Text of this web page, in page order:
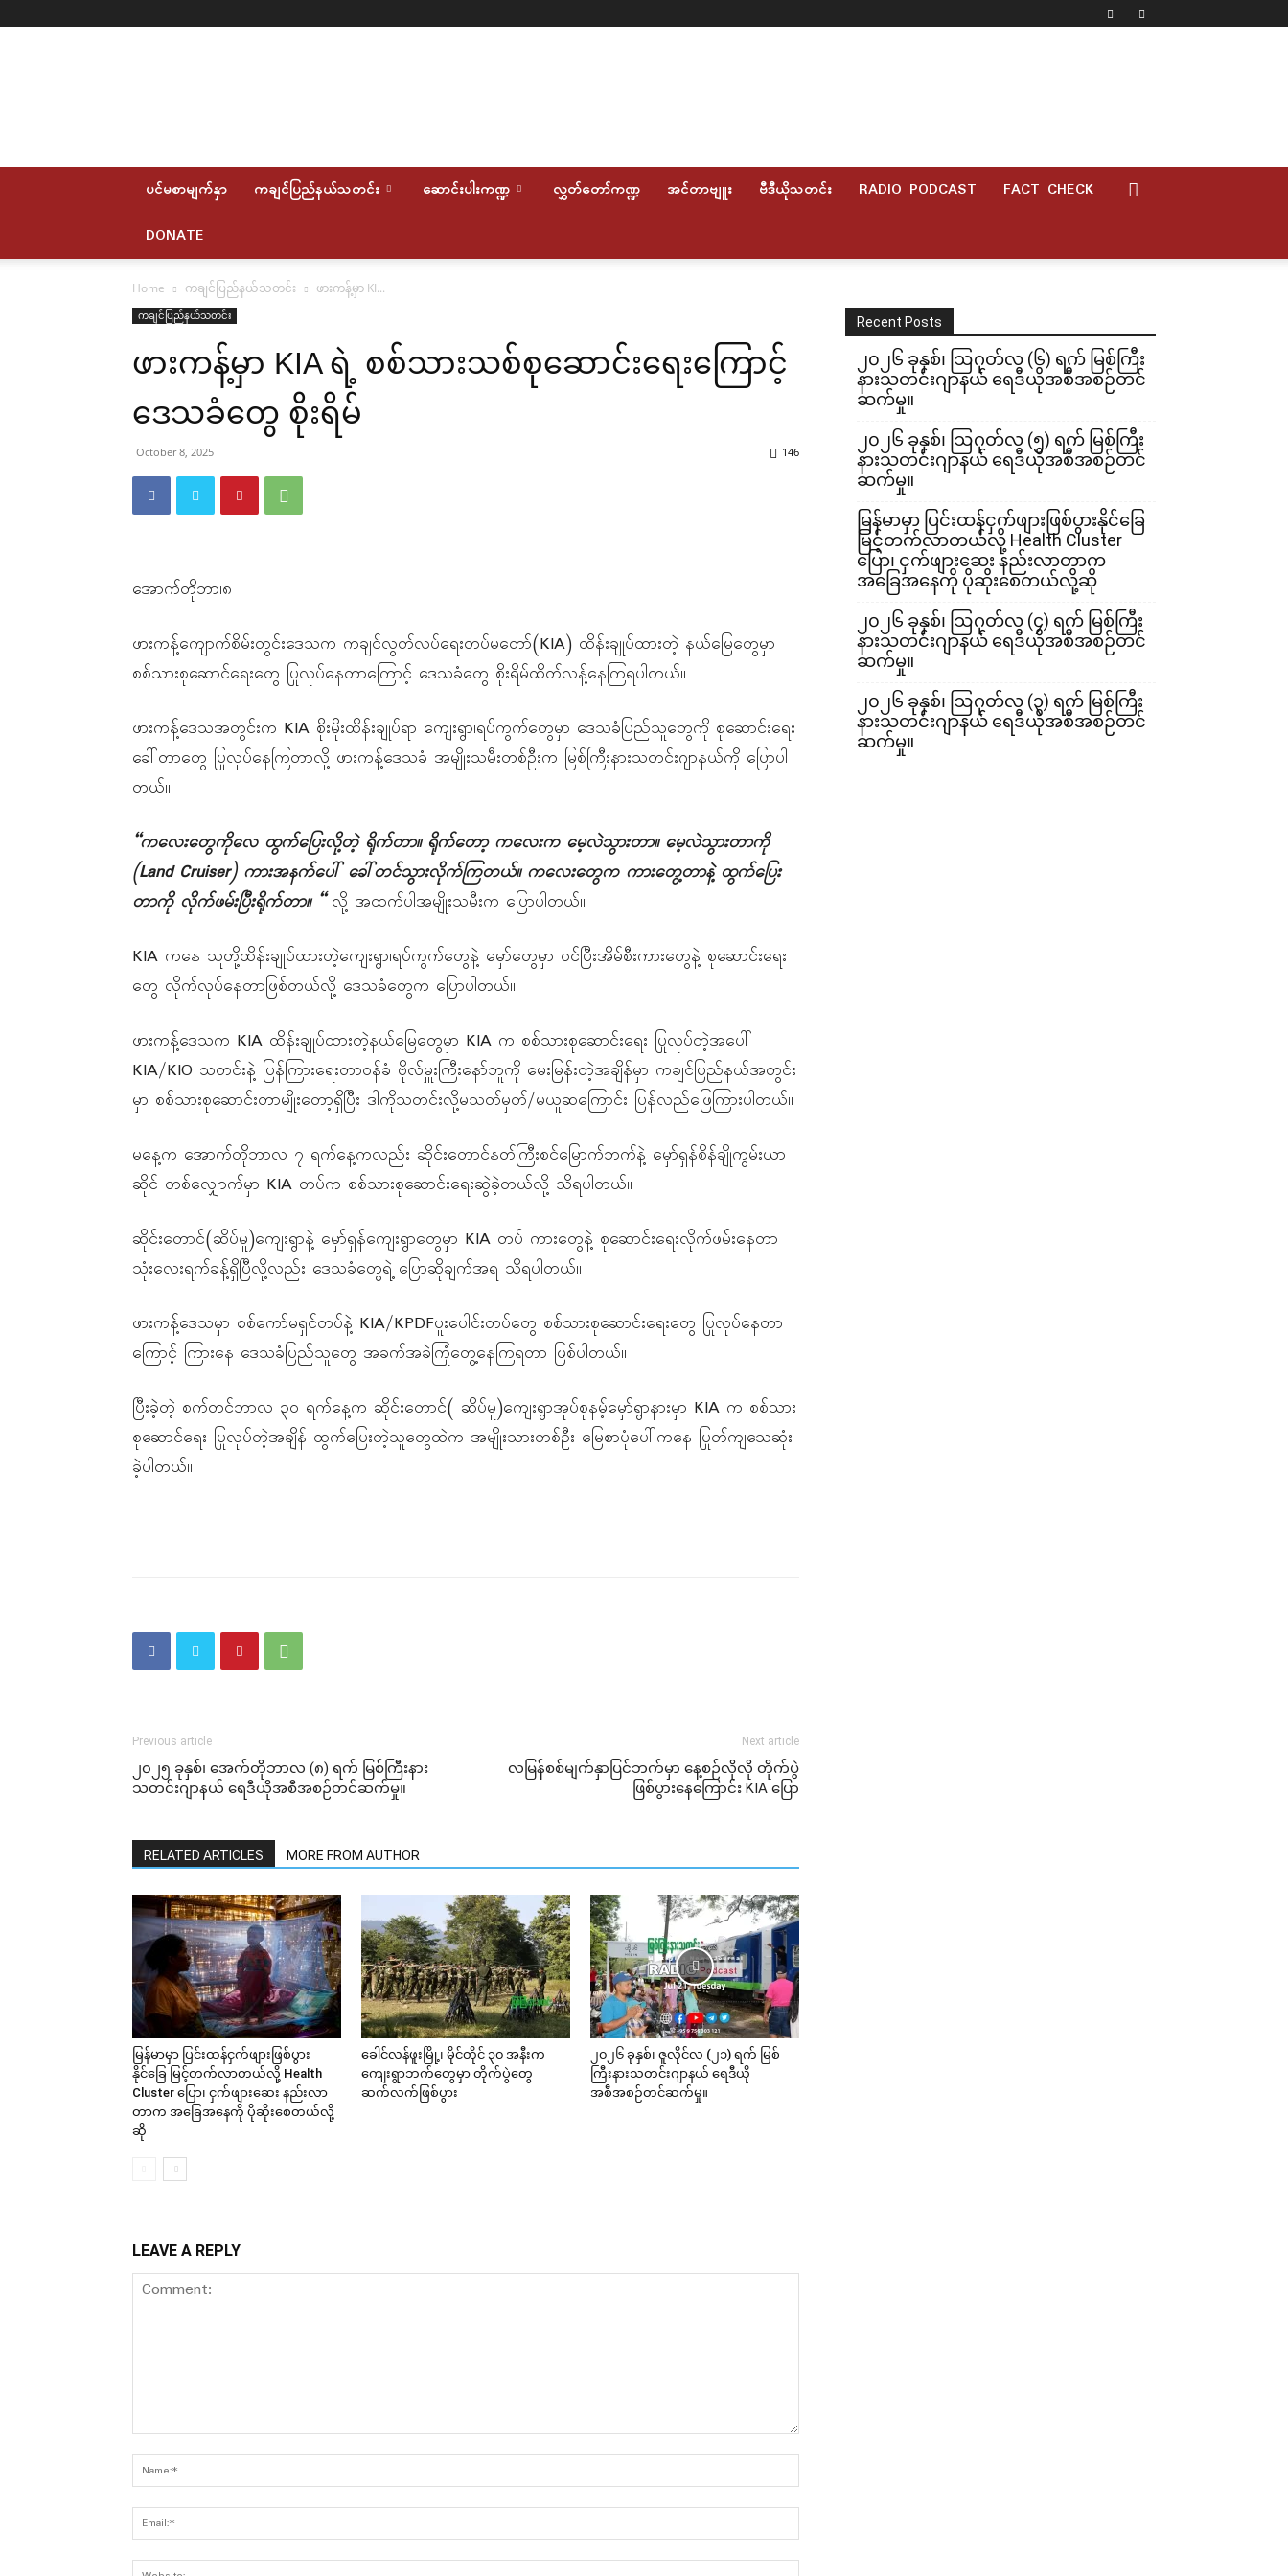
ပင်မစာမျက်နှာ ကချင်ပြည်နယ်သတင်း ဆောင်းပါးကဏ္ဍ လွှတ်တော်ကဏ္ဍ အင်တာဗျူး ဗီဒီယိုသတင်း RADIO PODCAST
FACT CHECK
DONATE
Home ကချင်ပြည်နယ်သတင်း ဖားကန့်မှာ KI...
ကချင်ပြည်နယ်သတင်း
ဖားကန့်မှာ KIA ရဲ့ စစ်သားသစ်စုဆောင်းရေးကြောင့်
ဒေသခံတွေ စိုးရိမ်
October 8, 2025 146
အောက်တိုဘာ၊၈
ဖားကန့်ကျောက်စိမ်းတွင်းဒေသက ကချင်လွတ်လပ်ရေးတပ်မတော်(KIA) ထိန်းချုပ်ထားတဲ့ နယ်မြေတွေမှာ
စစ်သားစုဆောင်ရေးတွေ ပြုလုပ်နေတာကြောင့် ဒေသခံတွေ စိုးရိမ်ထိတ်လန့်နေကြရပါတယ်။
ဖားကန့်ဒေသအတွင်းက KIA စိုးမိုးထိန်းချုပ်ရာ ကျေးရွာ၊ရပ်ကွက်တွေမှာ ဒေသခံပြည်သူတွေကို စုဆောင်းရေး
ခေါ်တာတွေ ပြုလုပ်နေကြတာလို့ ဖားကန့်ဒေသခံ အမျိုးသမီးတစ်ဦးက မြစ်ကြီးနားသတင်းဂျာနယ်ကို ပြောပါ
တယ်။
“ကလေးတွေကိုလေ ထွက်ပြေးလို့တဲ့ ရိုက်တာ။ ရိုက်တော့ ကလေးက မေ့လဲသွားတာ။ မေ့လဲသွားတာကို
(Land Cruiser) ကားအနက်ပေါ် ခေါ်တင်သွားလိုက်ကြတယ်။ ကလေးတွေက ကားတွေ့တာနဲ့ ထွက်ပြေး
တာကို လိုက်ဖမ်းပြီးရိုက်တာ။“လို့ အထက်ပါအမျိုးသမီးက ပြောပါတယ်။
KIA ကနေ သူတို့ထိန်းချုပ်ထားတဲ့ကျေးရွာ၊ရပ်ကွက်တွေနဲ့ မှော်တွေမှာ ဝင်ပြီးအိမ်စီးကားတွေနဲ့ စုဆောင်းရေး
တွေ လိုက်လုပ်နေတာဖြစ်တယ်လို့ ဒေသခံတွေက ပြောပါတယ်။
ဖားကန့်ဒေသက KIA ထိန်းချုပ်ထားတဲ့နယ်မြေတွေမှာ KIA က စစ်သားစုဆောင်းရေး ပြုလုပ်တဲ့အပေါ်
KIA/KIO သတင်းနဲ့ ပြန်ကြားရေးတာဝန်ခံ ဗိုလ်မှူးကြီးနော်ဘူကို မေးမြန်းတဲ့အချိန်မှာ ကချင်ပြည်နယ်အတွင်း
မှာ စစ်သားစုဆောင်းတာမျိုးတော့ရှိပြီး ဒါကိုသတင်းလို့မသတ်မှတ်/မယူဆကြောင်း ပြန်လည်ဖြေကြားပါတယ်။
မနေ့က အောက်တိုဘာလ ၇ ရက်နေ့ကလည်း ဆိုင်းတောင်နတ်ကြီးစင်မြောက်ဘက်နဲ့ မှော်ရှန်စိန်ချိုကွမ်းယာ
ဆိုင် တစ်လျှောက်မှာ KIA တပ်က စစ်သားစုဆောင်းရေးဆွဲခဲ့တယ်လို့ သိရပါတယ်။
ဆိုင်းတောင်(ဆိပ်မူ)ကျေးရွာနဲ့ မှော်ရှန်ကျေးရွာတွေမှာ KIA တပ် ကားတွေနဲ့ စုဆောင်းရေးလိုက်ဖမ်းနေတာ
သုံးလေးရက်ခန့်ရှိပြီလို့လည်း ဒေသခံတွေရဲ့ ပြောဆိုချက်အရ သိရပါတယ်။
ဖားကန့်ဒေသမှာ စစ်ကော်မရှင်တပ်နဲ့ KIA/KPDFပူးပေါင်းတပ်တွေ စစ်သားစုဆောင်းရေးတွေ ပြုလုပ်နေတာ
ကြောင့် ကြားနေ ဒေသခံပြည်သူတွေ အခက်အခဲကြုံတွေ့နေကြရတာ ဖြစ်ပါတယ်။
ပြီးခဲ့တဲ့ စက်တင်ဘာလ ၃၀ ရက်နေ့က ဆိုင်းတောင်( ဆိပ်မူ)ကျေးရွာအုပ်စုနမ့်မှော်ရွာနားမှာ KIA က စစ်သား
စုဆောင်ရေး ပြုလုပ်တဲ့အချိန် ထွက်ပြေးတဲ့သူတွေထဲက အမျိုးသားတစ်ဦး မြေစာပုံပေါ်ကနေ ပြုတ်ကျသေဆုံး
ခဲ့ပါတယ်။
Previous article
၂၀၂၅ ခုနှစ်၊ အေက်တိုဘာလ (၈) ရက် မြစ်ကြီးနား
သတင်းဂျာနယ် ရေဒီယိုအစီအစဉ်တင်ဆက်မှု။
Next article
လမြန်စစ်မျက်နှာပြင်ဘက်မှာ နေ့စဉ်လိုလို တိုက်ပွဲ
ဖြစ်ပွားနေ‌ကြောင်း KIA ပြော
RELATED ARTICLES MORE FROM AUTHOR
မြန်မာမှာ ပြင်းထန်ငှက်ဖျားဖြစ်ပွား
နိုင်ခြေ မြင့်တက်လာတယ်လို့ Health
Cluster ပြော၊ ငှက်ဖျားဆေး နည်းလာ
တာက အခြေအနေကို ပိုဆိုးစေတယ်လို့
ဆို
ခေါင်လန်ဖူးမြို့၊ မိုင်တိုင် ၃၀ အနီးက
ကျေးရွာဘက်တွေမှာ တိုက်ပွဲတွေ
ဆက်လက်ဖြစ်ပွား
၂၀၂၆ ခုနှစ်၊ ဇူလိုင်လ (၂၁) ရက် မြစ်
ကြီးနားသတင်းဂျာနယ် ရေဒီယို
အစီအစဉ်တင်ဆက်မှု။
LEAVE A REPLY
Recent Posts
၂၀၂၆ ခုနှစ်၊ ဩဂုတ်လ (၆) ရက် မြစ်ကြီး
နားသတင်းဂျာနယ် ရေဒီယိုအစီအစဉ်တင်
ဆက်မှု။
၂၀၂၆ ခုနှစ်၊ ဩဂုတ်လ (၅) ရက် မြစ်ကြီး
နားသတင်းဂျာနယ် ရေဒီယိုအစီအစဉ်တင်
ဆက်မှု။
မြန်မာမှာ ပြင်းထန်ငှက်ဖျားဖြစ်ပွားနိုင်ခြေ
မြင့်တက်လာတယ်လို့ Health Cluster
ပြော၊ ငှက်ဖျားဆေး နည်းလာတာက
အခြေအနေကို ပိုဆိုးစေတယ်လို့ဆို
၂၀၂၆ ခုနှစ်၊ ဩဂုတ်လ (၄) ရက် မြစ်ကြီး
နားသတင်းဂျာနယ် ရေဒီယိုအစီအစဉ်တင်
ဆက်မှု။
၂၀၂၆ ခုနှစ်၊ ဩဂုတ်လ (၃) ရက် မြစ်ကြီး
နားသတင်းဂျာနယ် ရေဒီယိုအစီအစဉ်တင်
ဆက်မှု။